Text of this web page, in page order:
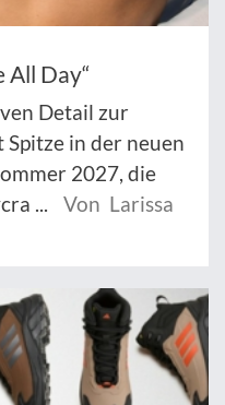
All Day“
Detail zur
in der neuen
2027, die
...
Von Larissa